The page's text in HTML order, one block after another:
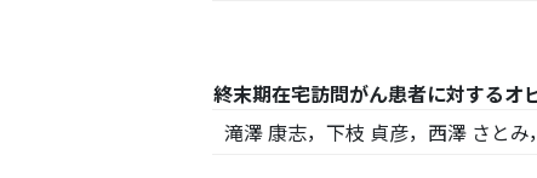
終末期在宅訪問がん患者に対するオ
滝澤 康志，下枝 貞彦，西澤 さとみ